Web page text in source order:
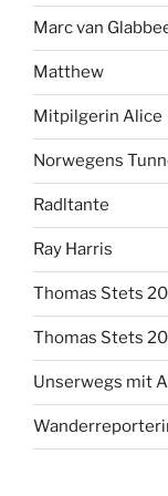
Marc van
Matthew
Mitpilgerin Alice
Norwegens
Radltante
Ray Harris
Thomas Stets
Thomas Stets
Unserwegs mit